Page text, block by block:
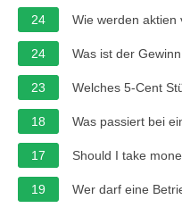
24 Wie werden aktien
24 Was ist der
23 Welches 5-Cent
18 Was passiert bei
17 Should I take
19 Wer darf eine